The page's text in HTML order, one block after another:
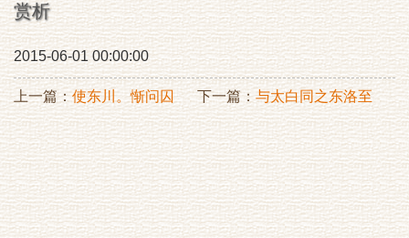
赏析
2015-06-01 00:00:00
上一篇：使东川。惭问囚 下一篇：与太白同之东洛至
栎阳太白染疾驻行…雪后望
山